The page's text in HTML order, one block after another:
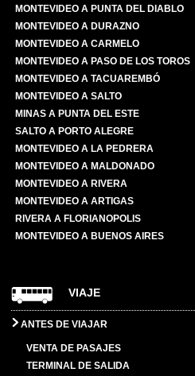
MONTEVIDEO A PUNTA DEL DIABLO
MONTEVIDEO A DURAZNO
MONTEVIDEO A CARMELO
MONTEVIDEO A PASO DE LOS TOROS
MONTEVIDEO A TACUAREMBÓ
MONTEVIDEO A SALTO
MINAS A PUNTA DEL ESTE
SALTO A PORTO ALEGRE
MONTEVIDEO A LA PEDRERA
MONTEVIDEO A MALDONADO
MONTEVIDEO A RIVERA
MONTEVIDEO A ARTIGAS
RIVERA A FLORIANOPOLIS
MONTEVIDEO A BUENOS AIRES
VIAJE
ANTES DE VIAJAR
VENTA DE PASAJES
TERMINAL DE SALIDA